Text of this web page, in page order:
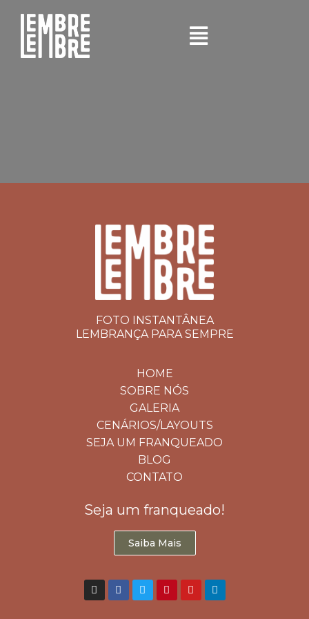
FOTO INSTANTÂNEA
LEMBRANÇA PARA SEMPRE
HOME
SOBRE NÓS
GALERIA
CENÁRIOS/LAYOUTS
SEJA UM FRANQUEADO
BLOG
CONTATO
Seja um franqueado!
Saiba Mais